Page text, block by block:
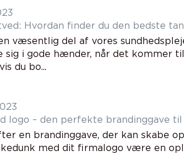
Hvordan finder du den bedste
væsentlig del af vores
i gode hænder, når det kommer
du bo...
logo – den perfekte brandinggave
en brandinggave, der kan skabe
med dit firmalogo være en